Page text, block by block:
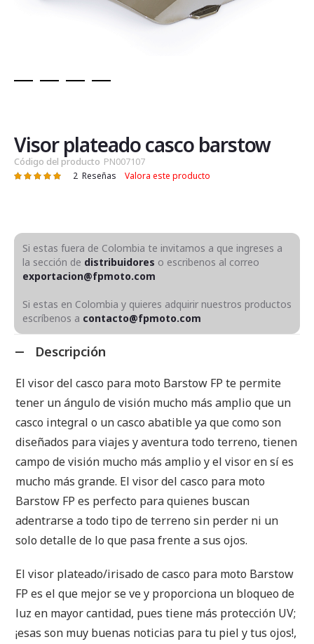
de
la
galería
de
Visor plateado casco barstow
Código del producto PN007107
Valoración: 2 Reseñas Valora este producto
Si estas fuera de Colombia te invitamos a que ingreses a
la sección de distribuidores o escribenos al correo
exportacion@fpmoto.com
Si estas en Colombia y quieres adquirir nuestros productos
escríbenos a contacto@fpmoto.com
Descripción
El visor del casco para moto Barstow FP te permite
tener un ángulo de visión mucho más amplio que un
casco integral o un casco abatible ya que como son
diseñados para viajes y aventura todo terreno, tienen
campo de visión mucho más amplio y el visor en sí es
mucho más grande. El visor del casco para moto
Barstow FP es perfecto para quienes buscan
adentrarse a todo tipo de terreno sin perder ni un
solo detalle de lo que pasa frente a sus ojos.
El visor plateado/irisado de casco para moto Barstow
FP es el que mejor se ve y proporciona un bloqueo de
luz en mayor cantidad, pues tiene más protección UV;
¡esas son muy buenas noticias para tu piel y tus ojos!,